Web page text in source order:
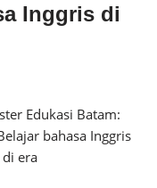
Inggris di
Edukasi Batam:
bahasa Inggris
era